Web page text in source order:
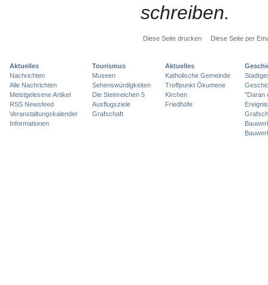
schreiben.
Diese Seite drucken Diese Seite per
Aktuelles
Nachrichten
Alle Nachrichten
Meistgelesene Artikel
RSS Newsfeed
Veranstaltungskalender
Informationen
Tourismus
Museen
Sehenswürdigkeiten
Die Steinreichen 5
Ausflugsziele
Grafschaft
Aktuelles
Katholische Gemeinde
Treffpunkt Ökumene
Kirchen
Friedhöfe
"Daran